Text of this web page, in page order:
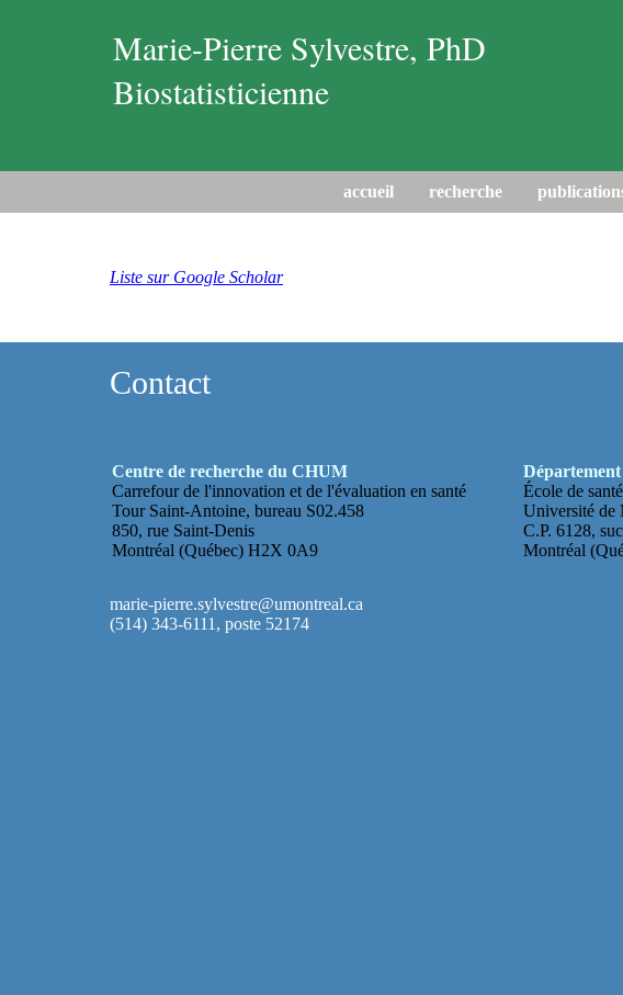
Marie-Pierre Sylvestre, PhD
Biostatisticienne
accueil recherche
Liste sur Google Scholar
Contact
Centre de recherche du CHUM
Carrefour de l'innovation et de l'évaluation en santé
Tour Saint-Antoine, bureau S02.458
850, rue Saint-Denis
Montréal (Québec) H2X 0A9
Département
École de
Université de
C.P. 6128,
Montréal
marie-pierre.sylvestre@umontreal.ca
(514) 343-6111, poste 52174